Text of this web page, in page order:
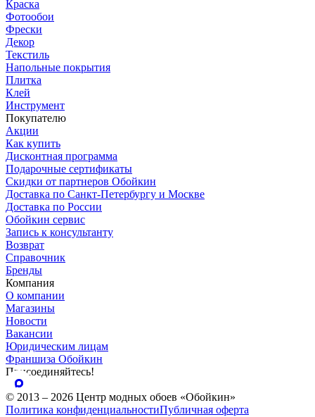
Краска
Фотообои
Фрески
Декор
Текстиль
Напольные покрытия
Плитка
Клей
Инструмент
Покупателю
Акции
Как купить
Дисконтная программа
Подарочные сертификаты
Скидки от партнеров Обойкин
Доставка по Санкт-Петербургу и Москве
Доставка по России
Обойкин сервис
Запись к консультанту
Возврат
Справочник
Бренды
Компания
О компании
Магазины
Новости
Вакансии
Юридическим лицам
Франшиза Обойкин
Присоединяйтесь!
© 2013 – 2026 Центр модных обоев «Обойкин»
Политика конфиденциальностиПубличная оферта